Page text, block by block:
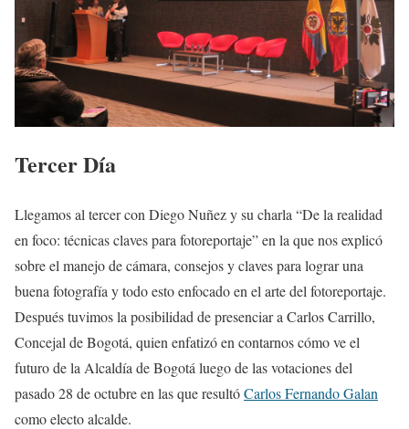
Tercer Día
Llegamos al tercer con Diego Nuñez y su charla “De la realidad
en foco: técnicas claves para fotoreportaje” en la que nos explicó
sobre el manejo de cámara, consejos y claves para lograr una
buena fotografía y todo esto enfocado en el arte del fotoreportaje.
Después tuvimos la posibilidad de presenciar a Carlos Carrillo,
Concejal de Bogotá, quien enfatizó en contarnos cómo ve el
futuro de la Alcaldía de Bogotá luego de las votaciones del
pasado 28 de octubre en las que resultóCarlos Fernando Galan
como electo alcalde.